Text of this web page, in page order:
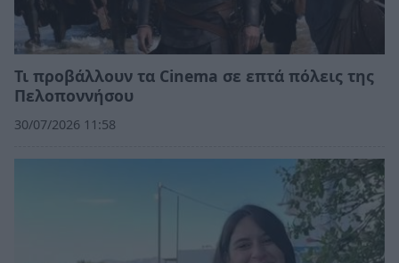
Τι προβάλλουν τα Cinema σε επτά πόλεις της
Πελοποννήσου
30/07/2026 11:58